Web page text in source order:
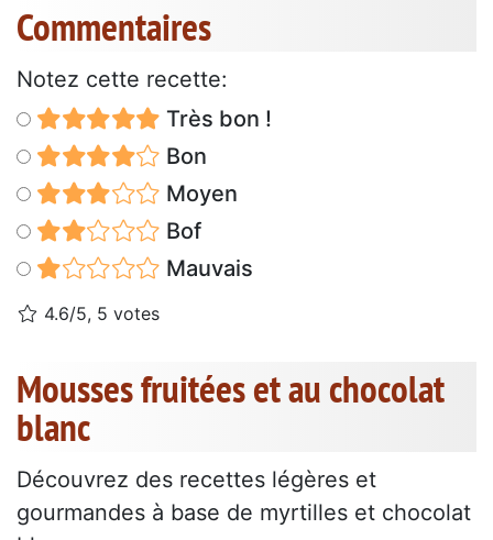
Commentaires
Notez cette recette:
Très bon !
Bon
Moyen
Bof
Mauvais
4.6/5, 5 votes
Mousses fruitées et au chocolat
blanc
Découvrez des recettes légères et
gourmandes à base de myrtilles et chocolat